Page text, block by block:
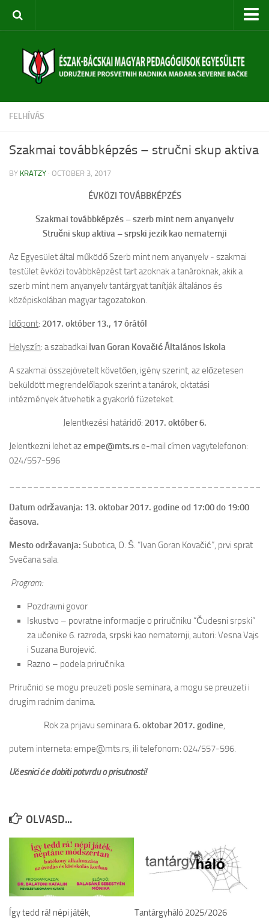
Rólunk
Egyesület bemutatása
Szervezeti felépítés
Évi terv
Közoktatási Konferencia
Pedagógusképzések
Táborok
Cofman Iskola
Egyéb események
Pedagógusbál
Általános Iskolások Művészeti Vetélkedője
Észak-bácskai Tehetségpont
Honismereti verseny
Himnusz – Szózat szavalóverseny
Épített örökség
Erasmus +
SCH-000170055
OktOpusz Kárpát-medencei oktatásszakmai műhely fejlesztése és
TESLA Projekt
Felhívás
Archívum
Kapcsolat
O nama
Vajdasági Tehetségsegítő Tanács
Külhoni pedagógusigazolvány
FELHÍVÁS
Szakmai továbbképzés – stručni skup aktiva
BY KRATZY · OCTOBER 3, 2017
ÉVKÖZI TOVÁBBKÉPZÉS
Szakmai továbbképzés – szerb mint nem anyanyelv
Stručni skup aktiva – srpski jezik kao nematernji
Az Egyesület által működő Szerb mint nem anyanyelv ‒ szakmai
testület évközi továbbképzést tart azoknak a tanároknak, akik a
szerb mint nem anyanyelv tantárgyat tanítják általános és
középiskolában magyar tagozatokon.
Időpont: 2017. október 13., 17 órától
Helyszín: a szabadkai Ivan Goran Kovačić Általános Iskola
A szakmai összejövetelt követően, igény szerint, az előzetesen
beküldött megrendelőlapok szerint a tanárok, oktatási
intézmények átvehetik a gyakorló füzeteket.
Jelentkezési határidő: 2017. október 6.
Jelentkezni lehet azempe@mts.rse-mail címen vagytelefonon:
024/557-596
Datum održavanja: 13. oktobar 2017. godine od 17:00 do 19:00
časova.
Mesto održavanja: Subotica, O. Š. “Ivan Goran Kovačić”, prvi sprat
Svečana sala.
Program:
Pozdravni govor
Iskustvo – povratne informacije o priručniku “Čudesni srpski”
za učenike 6. razreda, srpski kao nematernji, autori: Vesna Vajs
i Suzana Burojević.
Razno – podela priručnika
Priručnici se mogu preuzeti posle seminara, a mogu se preuzeti i
drugim radnim danima.
Rok za prijavu seminara6. oktobar 2017. godine,
putem interneta: empe@mts.rs, ili telefonom: 024/557-596.
Učesnici će dobiti potvrdu o prisutnosti!
OLVASD...
Így tedd rá! népi játék,
Tantárgyháló 2025/2026